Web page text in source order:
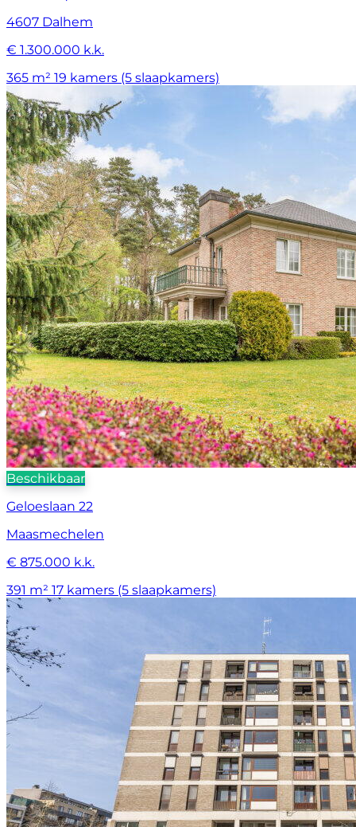
4607 Dalhem
€ 1.300.000 k.k.
365 m² 19 kamers (5 slaapkamers)
Beschikbaar
Geloeslaan 22
Maasmechelen
€ 875.000 k.k.
391 m² 17 kamers (5 slaapkamers)